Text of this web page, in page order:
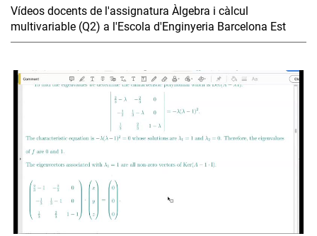
Vídeos docents de l'assignatura Àlgebra i càlcul
multivariable (Q2) a l'Escola d'Enginyeria Barcelona Est